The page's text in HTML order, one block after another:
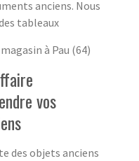
anciens. Nous
tableaux
à Pau (64)
vos
des objets anciens